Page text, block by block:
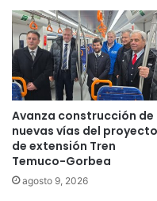
ó
v
l
d
e
u
n
a
g
u
a
s
a
r
m
a
s
d
e
Avanza construcción de
nuevas vías del proyecto
de extensión Tren
Temuco-Gorbea
agosto 9, 2026